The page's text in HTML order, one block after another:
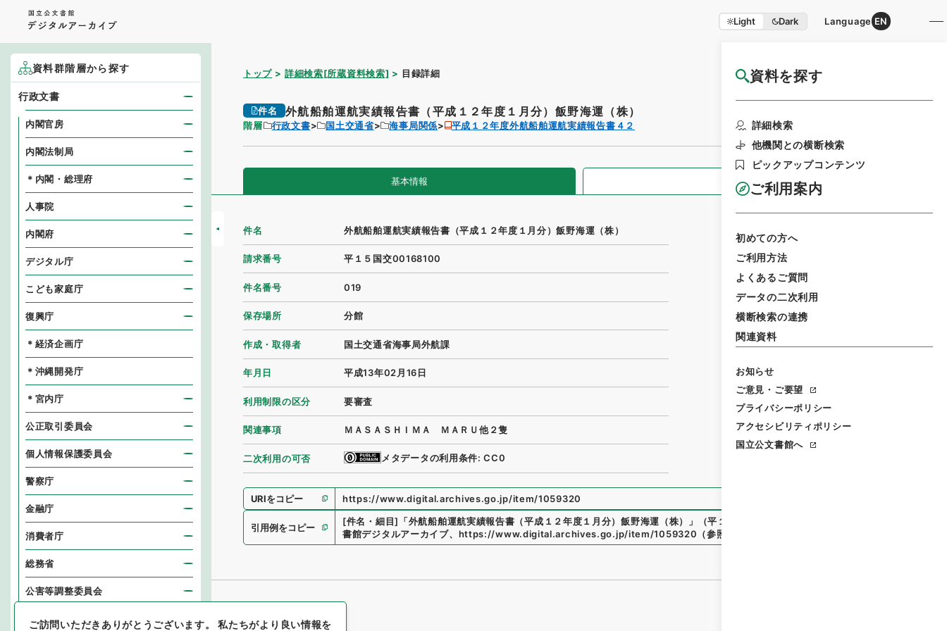
Light Dark Language EN
資料を探す
詳細検索
他機関との横断検索
ピックアップコンテンツ
ご利用案内
初めての方へ
ご利用方法
よくあるご質問
データの二次利用
横断検索の連携
関連資料
お知らせ
ご意見・ご要望
プライバシーポリシー
アクセシビリティポリシー
国立公文書館へ
トップ 詳細検索[所蔵資料検索] 目録詳細 国立公文書館HP利用案内
件名 外航船舶運航実績報告書（平成１２年度１月分）飯野海運（株）
階層 行政文書 国土交通省 海事局関係 平成１２年度外航船舶運航実績報告書４２
基本情報 全ての情報
件名 外航船舶運航実績報告書（平成１２年度１月分）飯野海運（株）
請求番号 平１５国交00168100
件名番号 019
保存場所 分館
作成・取得者 国土交通省海事局外航課
年月日 平成13年02月16日
利用制限の区分 要審査
関連事項 ＭＡＳＡＳＨＩＭＡ ＭＡＲＵ他２隻
二次利用の可否 メタデータの利用条件: CC0
URIをコピー https://www.digital.archives.go.jp/item/1059320
引用例をコピー
[件名・細目] 「外航船舶運航実績報告書（平成１２年度１月分）飯野海運（株） 」 （平１５国交00168100-01900
書館デジタルアーカイブ、 https://www.digital.archives.go.jp/item/1059320 （参照
資料群階層から探す
行政文書
内閣官房
内閣法制局
＊内閣・総理府
人事院
内閣府
デジタル庁
こども家庭庁
復興庁
＊経済企画庁
＊沖縄開発庁
＊宮内庁
公正取引委員会
個人情報保護委員会
警察庁
金融庁
消費者庁
総務省
公害等調整委員会
消防庁
ご訪問いただきありがとうございます。私たちがより良い情報を